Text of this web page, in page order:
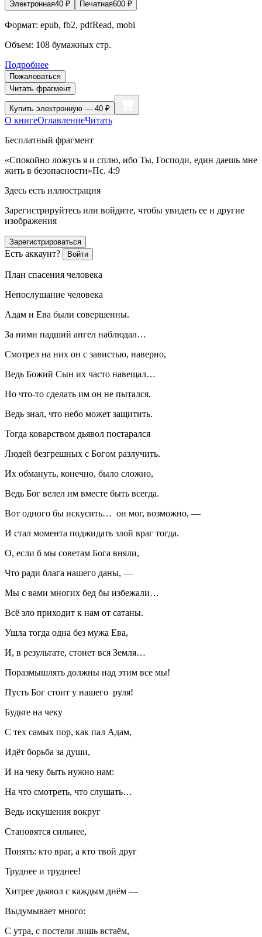
Электронная40 ₽ Печатная600 ₽
Формат: epub, fb2, pdfRead, mobi
Объем: 108 бумажных стр.
Подробнее
Пожаловаться
Читать фрагмент
Купить электронную — 40 ₽
О книгеОглавлениеЧитать
Бесплатный фрагмент
«Спокойно ложусь я и сплю, ибо Ты, Господи, един даешь мне
жить в безопасности»Пс. 4:9
Здесь есть иллюстрация
Зарегистрируйтесь или войдите, чтобы увидеть ее и другие
изображения
Зарегистрироваться
Есть аккаунт? Войти
План спасения человека
Непослушание человека
Адам и Ева были совершенны.
За ними падший ангел наблюдал…
Смотрел на них он с завистью, наверно,
Ведь Божий Сын их часто навещал…
Но что-то сделать им он не пытался,
Ведь знал, что небо может защитить.
Тогда коварством дьявол постарался
Людей безгрешных с Богом разлучить.
Их обмануть, конечно, было сложно,
Ведь Бог велел им вместе быть всегда.
Вот одного бы искусить… он мог, возможно, —
И стал момента поджидать злой враг тогда.
О, если б мы советам Бога вняли,
Что ради блага нашего даны, —
Мы с вами многих бед бы избежали…
Всё зло приходит к нам от сатаны.
Ушла тогда одна без мужа Ева,
И, в результате, стонет вся Земля…
Поразмышлять должны над этим все мы!
Пусть Бог стоит у нашего руля!
Будьте на чеку
С тех самых пор, как пал Адам,
Идёт борьба за души,
И на чеку быть нужно нам:
На что смотреть, что слушать…
Ведь искушения вокруг
Становятся сильнее,
Понять: кто враг, а кто твой друг
Труднее и труднее!
Хитрее дьявол с каждым днём —
Выдумывает много:
С утра, с постели лишь встаём,